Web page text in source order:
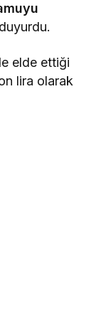
elde ettiği
lira olarak